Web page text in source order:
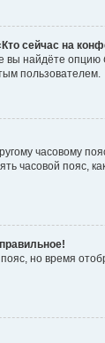
сейчас на
вы найдёте опцию
пользователем.
часовому
часовой пояс,
но время